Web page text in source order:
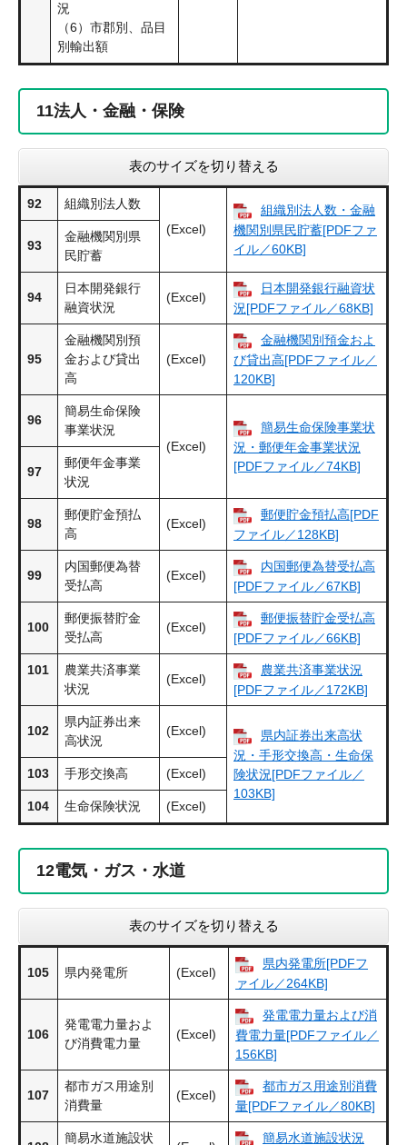
況
（6）市郡別、品目
別輸出額
11法人・金融・保険
表のサイズを切り替える
92
組織別法人数
(Excel)
組織別法人数・金融
機関別県民貯蓄[PDFファ
イル／60KB]
93
金融機関別県
民貯蓄
94
日本開発銀行
融資状況
(Excel)
日本開発銀行融資状
況[PDFファイル／68KB]
95
金融機関別預
金および貸出
高
(Excel)
金融機関別預金およ
び貸出高[PDFファイル／
120KB]
96
簡易生命保険
事業状況
(Excel)
簡易生命保険事業状
況・郵便年金事業状況
[PDFファイル／74KB]
97
郵便年金事業
状況
98
郵便貯金預払
高
(Excel)
郵便貯金預払高[PDF
ファイル／128KB]
99
内国郵便為替
受払高
(Excel)
内国郵便為替受払高
[PDFファイル／67KB]
100
郵便振替貯金
受払高
(Excel)
郵便振替貯金受払高
[PDFファイル／66KB]
101
農業共済事業
状況
(Excel)
農業共済事業状況
[PDFファイル／172KB]
102
県内証券出来
高状況
(Excel)
県内証券出来高状
況・手形交換高・生命保
険状況[PDFファイル／
103KB]
103 手形交換高 (Excel)
104 生命保険状況 (Excel)
12電気・ガス・水道
表のサイズを切り替える
105 県内発電所 (Excel)
県内発電所[PDFフ
ァイル／264KB]
106
発電電力量およ
び消費電力量
(Excel)
発電電力量および消
費電力量[PDFファイル／
156KB]
107
都市ガス用途別
消費量
(Excel)
都市ガス用途別消費
量[PDFファイル／80KB]
簡易水道施設状 簡易水道施設状況